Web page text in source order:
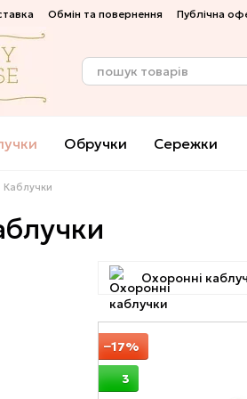
контентуОбмін та повернення Публічна
Обручки Сережки
Каблучки
Охоронні
−17%
3